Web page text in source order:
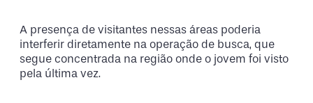
A presença de visitantes nessas áreas poderia
interferir diretamente na operação de busca, que
segue concentrada na região onde o jovem foi visto
pela última vez.